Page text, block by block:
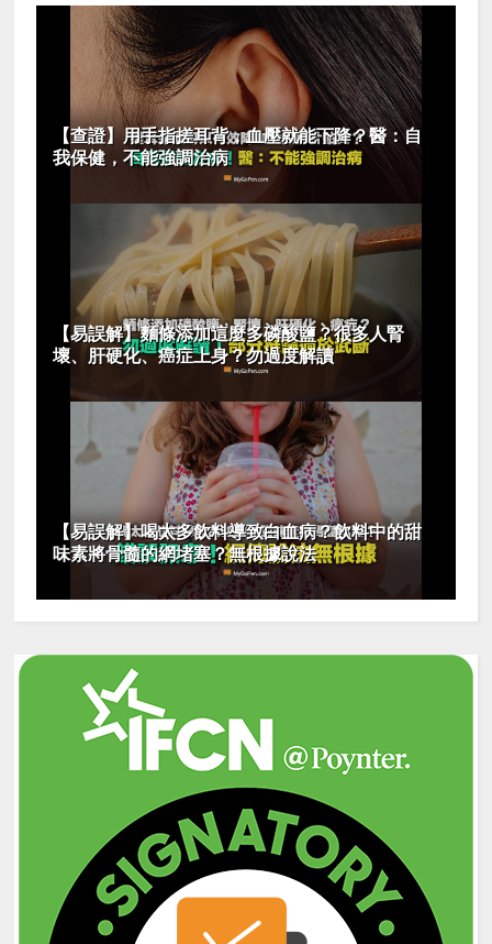
【查證】用手指搓耳背，血壓就能下降？醫：自
我保健，不能強調治病
【易誤解】麵條添加這麼多磷酸鹽？很多人腎
壞、肝硬化、癌症上身？勿過度解讀
【易誤解】喝太多飲料導致白血病？飲料中的甜
味素將骨髓的網堵塞？無根據說法